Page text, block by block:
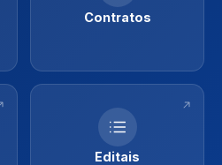
Contratos
Editais